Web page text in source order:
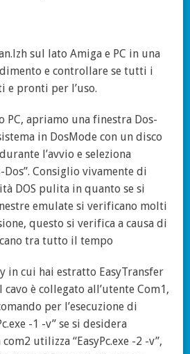
sul lato Amiga e PC in una
e controllare se tutti i
e pronti per l’uso.
PC, apriamo una finestra Dos-
in DosMode con un disco
l’avvio e seleziona
Consiglio vivamente di
DOS pulita in quanto se si
emulate si verificano molti
questo si verifica a causa di
tra tutto il tempo
in cui hai estratto EasyTransfer
cavo è collegato all’utente Com1,
per l’esecuzione di
-1 -v” se si desidera
utilizza “EasyPc.exe -2 -v”,